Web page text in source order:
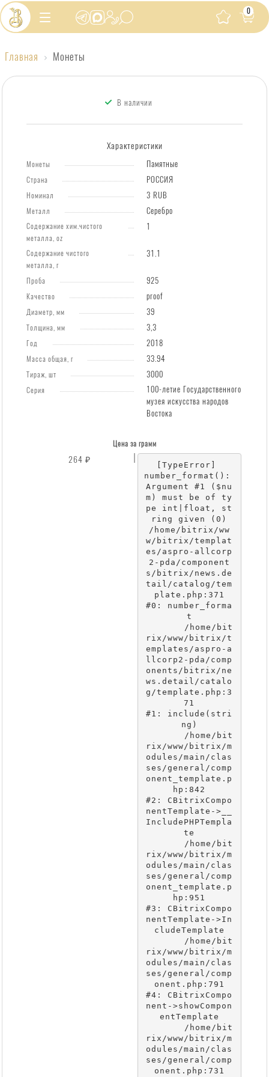
0
Каталог
монет
ценами
Золото
державы.
Главная Монеты
В наличии
Характеристики
Монеты Памятные
Страна РОССИЯ
Номинал 3 RUB
Металл Серебро
Содержание хим.чистого
металла, oz
1
Содержание чистого
металла, г
31.1
Проба 925
Качество proof
Диаметр, мм 39
Толщина, мм 3,3
Год 2018
Масса общая, г 33.94
Тираж, шт 3000
Серия
100-летие Государственного
музея искусства народов
Востока
Цена за грамм
264 ₽
[TypeError]
number_format():
Argument #1 ($nu
m) must be of ty
pe int|float, st
ring given (0)
/home/bitrix/ww
w/bitrix/templat
es/aspro-allcorp
2-pda/component
s/bitrix/news.de
tail/catalog/tem
plate.php:371
#0: number_forma
t
rix/www/bitrix/t
emplates/aspro-a
llcorp2-pda/comp
onents/bitrix/ne
ws.detail/catalo
g/template.php:3
71
#1: include(stri
ng)
rix/www/bitrix/m
odules/main/clas
ses/general/comp
onent_template.p
hp:842
#2: CBitrixCompo
nentTemplate->__
IncludePHPTempla
te
rix/www/bitrix/m
odules/main/clas
ses/general/comp
onent_template.p
hp:951
#3: CBitrixCompo
nentTemplate->In
cludeTemplate
rix/www/bitrix/m
odules/main/clas
ses/general/comp
onent.php:791
#4: CBitrixCompo
nent->showCompon
entTemplate
rix/www/bitrix/m
odules/main/clas
ses/general/comp
onent.php:731